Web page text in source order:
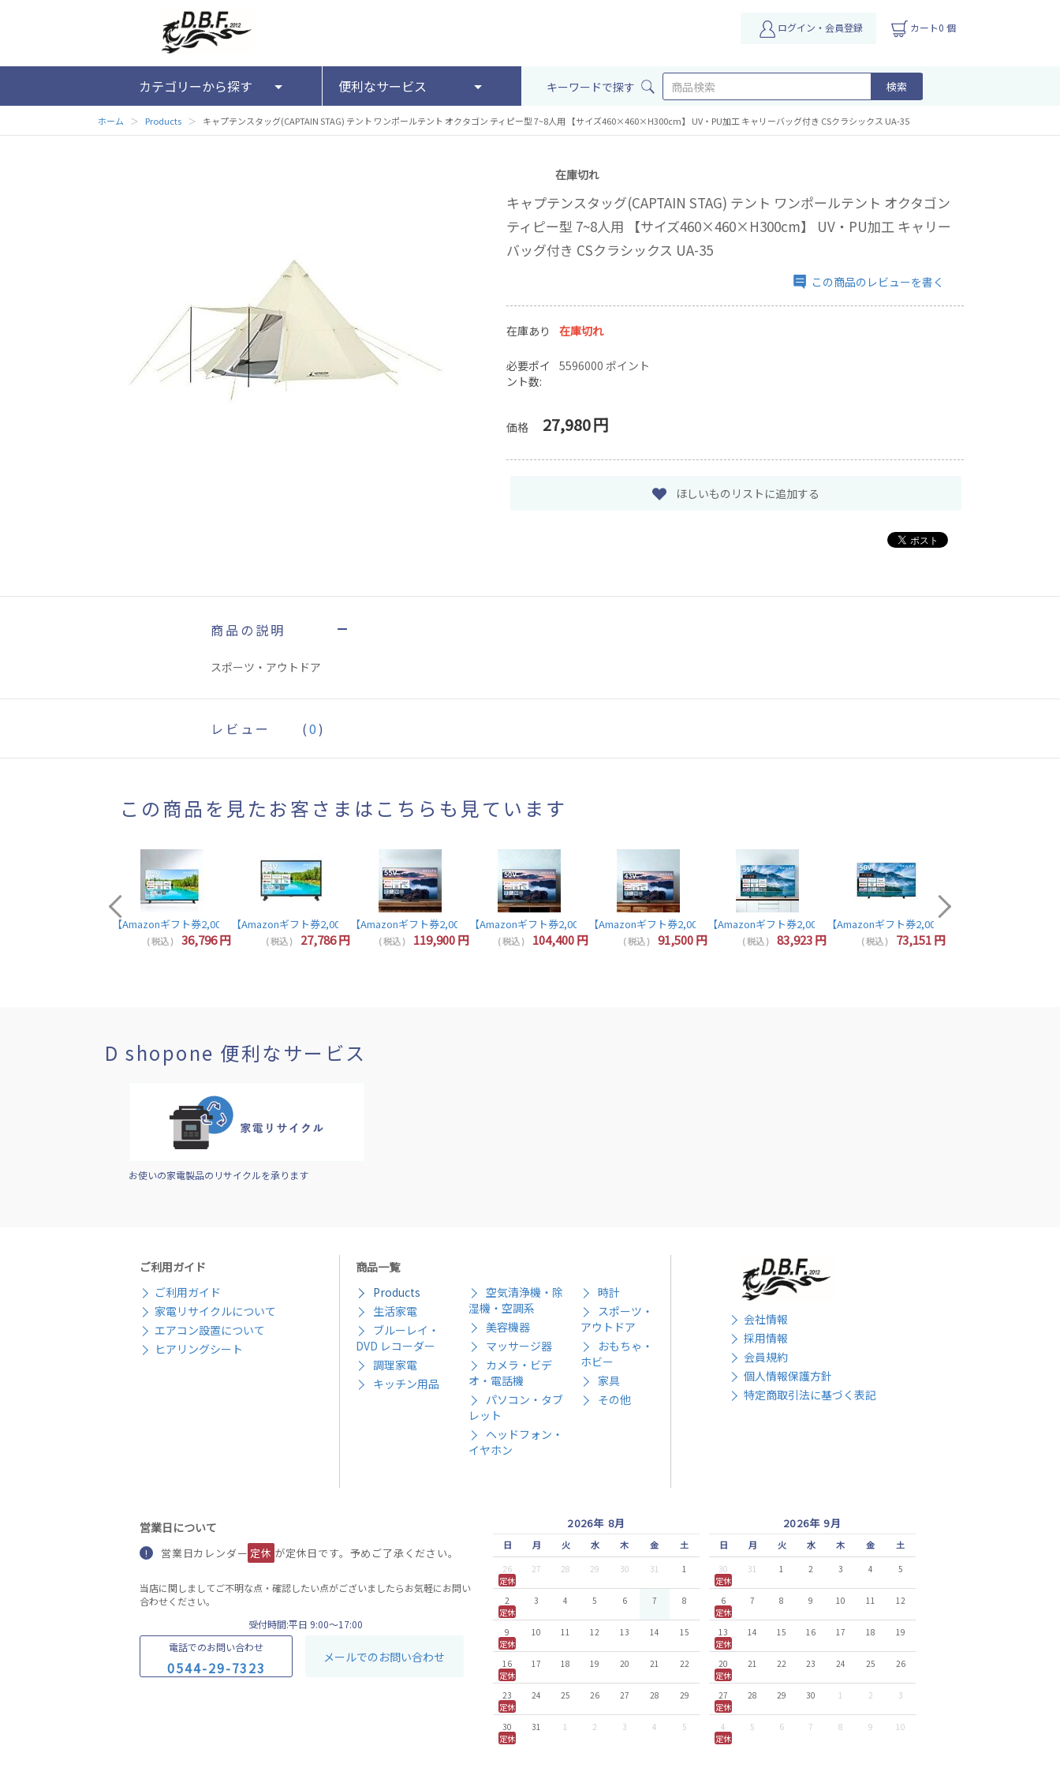
カート0 個
ログイン・会員登録
カテゴリーから探す 便利なサービス キーワードで探す 検索
ホーム ＞ Products ＞ キャプテンスタッグ(CAPTAIN STAG) テント ワンポールテント オクタゴン ティピー型 7~8人用 【サイズ460×460×H300cm】 UV・PU加工 キャリーバッグ付き CSクラシックス UA-35
在庫切れ
キャプテンスタッグ(CAPTAIN STAG) テント ワンポールテント オクタゴン
ティピー型 7~8人用 【サイズ460×460×H300cm】 UV・PU加工 キャリー
バッグ付き CSクラシックス UA-35
この商品のレビューを書く
在庫あり 在庫切れ
必要ポイ
ント数:
5596000 ポイント
価格 27,980円
ほしいものリストに追加する
商品の説明
スポーツ・アウトドア
レビュー (0)
この商品を見たお客さまはこちらも見ています
【Amazonギフト券2,000円分プレゼント】東芝 レグザ テレビ 40インチ 液晶テレビ 40型 40V型 フルハイビジョン YouTube/Bluetooth対応 40V35N REGZA TOSHIBA
【Amazonギフト券2,000円分プレゼント】東芝 レグザ テレビ 32インチ 液晶テレビ 32V型 ハイビジョン YouTube/Bluetooth対応 32V35N TOSHIBA REGZA
( 税込 ) 36,796円
【Amazonギフト券2,000円分プレゼント】東芝 レグザ テレビ 24インチ 液晶テレビ 24型 24V型 ハイビジョン YouTube/Bluetooth対応 24V35N REGZA TOSHIBA
( 税込 ) 27,786円
【Amazonギフト券2,000円分プレゼント】レグザ テレビ 55インチ 液晶テレビ 55V型 4Kチューナー内蔵 YouTube/Bluetooth対応 55Z670N TVS REGZA
( 税込 ) 119,900円
【Amazonギフト券2,000円分プレゼント】レグザ 50インチ 液晶テレビ 50V型 4Kチューナー内蔵 YouTube/Bluetooth対応
( 税込 ) 104,400円
【Amazonギフト券2,000円分プレゼント】レグザ テレビ 43インチ 液晶テレビ 43インチ 43V型 4Kチ
( 税込 ) 91,500円
【Amazonギフト券2,000円分プレゼント】TOSHIBA 東芝 REGZA
( 税込 ) 83,923円
【Amazonギフト券2,000円分プレゼント】
( 税込 ) 73,151円
D shopone 便利なサービス
お使いの家電製品のリサイクルを承ります
ご利用ガイド
ご利用ガイド
家電リサイクルについて
エアコン設置について
ヒアリングシート
商品一覧
Products
生活家電
ブルーレイ・
DVD レコーダー
調理家電
キッチン用品
空気清浄機・除
湿機・空調系
美容機器
マッサージ器
カメラ・ビデ
オ・電話機
パソコン・タブ
レット
ヘッドフォン・
イヤホン
時計
スポーツ・
アウトドア
おもちゃ・
ホビー
家具
その他
会社情報
採用情報
会員規約
個人情報保護方針
特定商取引法に基づく表記
営業日について
! 営業日カレンダー 定休 が定休日です。予めご了承ください。
当店に関しましてご不明な点・確認したい点がございましたらお気軽にお問い
合わせください。
受付時間:平日 9:00〜17:00
電話でのお問い合わせ
0544-29-7323
メールでのお問い合わせ
2026年 8月
日 月 火 水 木 金 土
26 27 28 29 30 31
1
定休
2
3 4 5 6 7
8
定休
9
10 11 12 13 14
15
定休
16
17 18 19 20 21
22
定休
23
24 25 26 27 28
29
定休
30
31 1 2 3 4
5
定休
2026年 9月
日 月 火 水 木 金 土
30 31 1 2 3 4
5
定休
6
7 8 9 10 11
12
定休
13
14 15 16 17 18
19
定休
20
21 22 23 24 25
26
定休
27
28 29 30 1 2
3
定休
4
5 6 7 8 9
10
定休